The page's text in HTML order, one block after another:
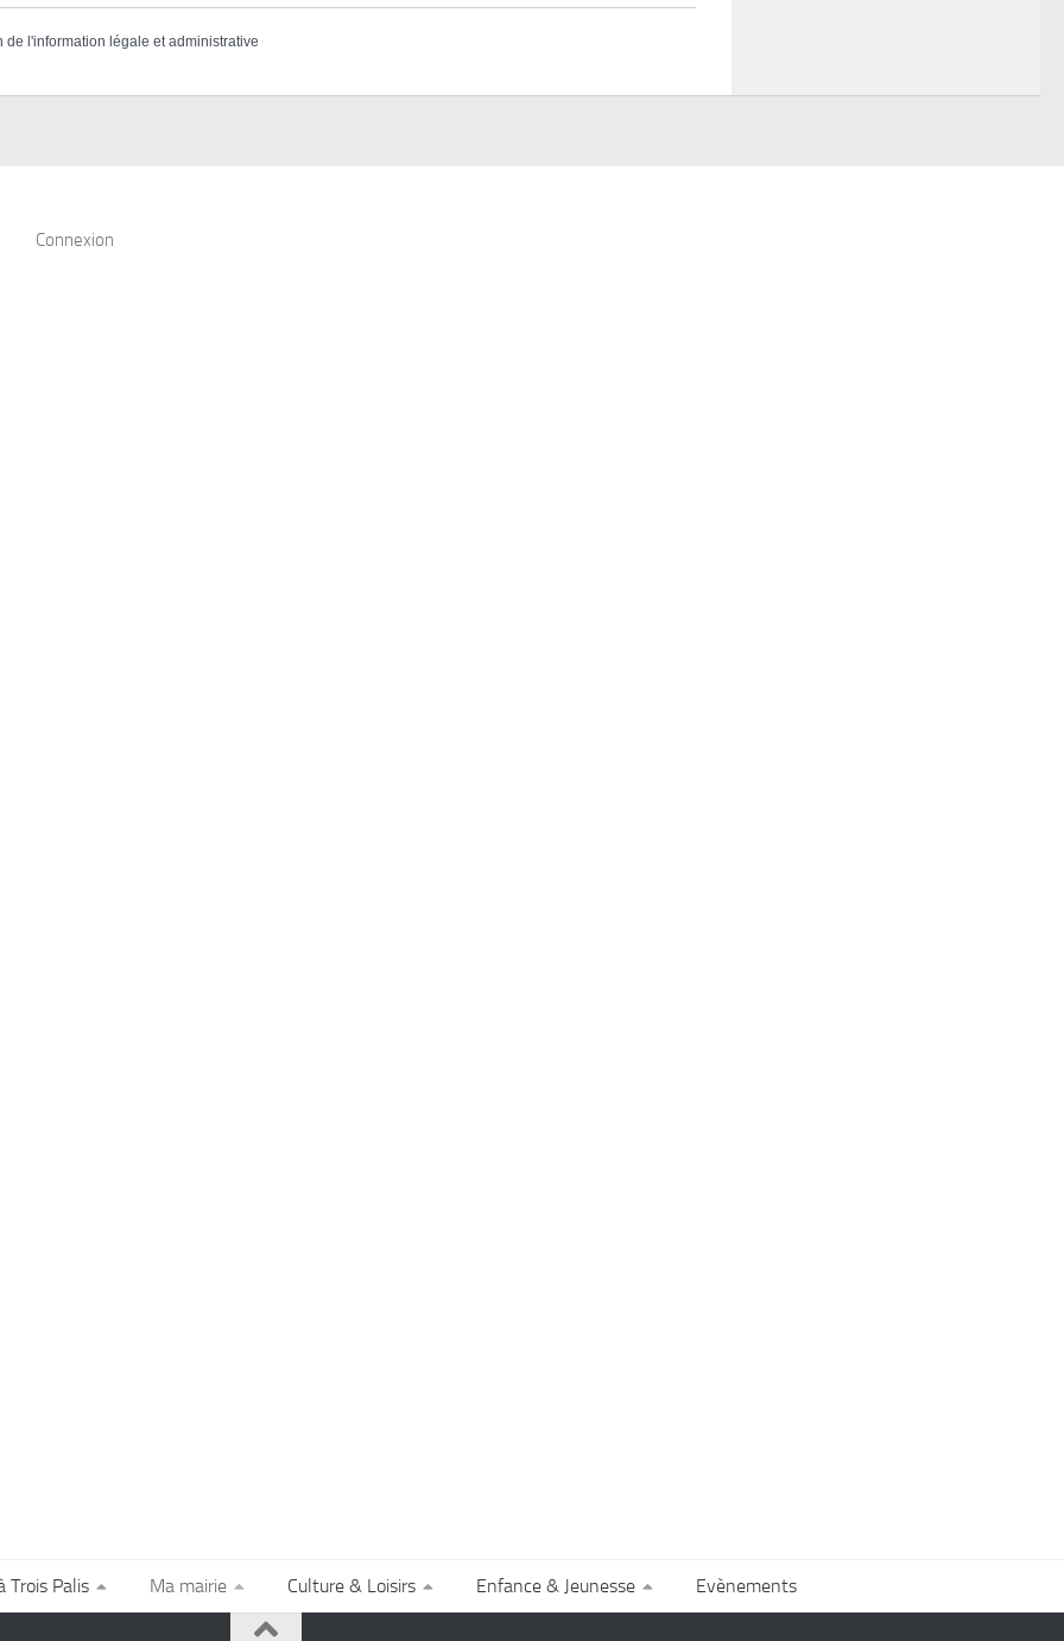
de l'information légale et administrative
Connexion
Trois Palis Ma mairie Culture & Loisirs Enfance & Jeunesse Evènements